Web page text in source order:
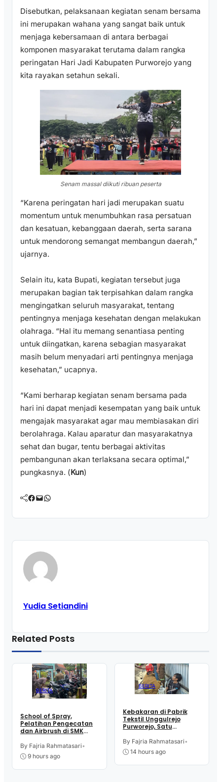
Disebutkan, pelaksanaan kegiatan senam bersama
ini merupakan wahana yang sangat baik untuk
menjaga kebersamaan di antara berbagai
komponen masyarakat terutama dalam rangka
peringatan Hari Jadi Kabupaten Purworejo yang
kita rayakan setahun sekali.
Senam massal diikuti ribuan peserta
“Karena peringatan hari jadi merupakan suatu
momentum untuk menumbuhkan rasa persatuan
dan kesatuan, kebanggaan daerah, serta sarana
untuk mendorong semangat membangun daerah,”
ujarnya.
Selain itu, kata Bupati, kegiatan tersebut juga
merupakan bagian tak terpisahkan dalam rangka
mengingatkan seluruh masyarakat, tentang
pentingnya menjaga kesehatan dengan melakukan
olahraga. “Hal itu memang senantiasa penting
untuk diingatkan, karena sebagian masyarakat
masih belum menyadari arti pentingnya menjaga
kesehatan,” ucapnya.
“Kami berharap kegiatan senam bersama pada
hari ini dapat menjadi kesempatan yang baik untuk
mengajak masyarakat agar mau membiasakan diri
berolahraga. Kalau aparatur dan masyarakatnya
sehat dan bugar, tentu berbagai aktivitas
pembangunan akan terlaksana secara optimal,”
pungkasnya. (Kun)
Facebook Mail WhatsApp
Yudia Setiandini
Related Posts
BERITA
School of Spray,
Pelatihan Pengecatan
dan Airbrush di SMK
Kutoarjo
By Fajria Rahmatasari•
9 hours ago
BERITA
Kebakaran di Pabrik
Tekstil Unggulrejo
Purworejo, Satu
Tulang, Petugas
Damkar Sesak Nafas
By Fajria Rahmatasari•
14 hours ago